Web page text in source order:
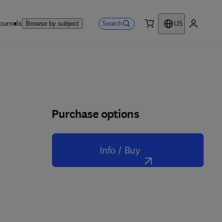
Browse by subject Search
US
Purchase options
Info / Buy